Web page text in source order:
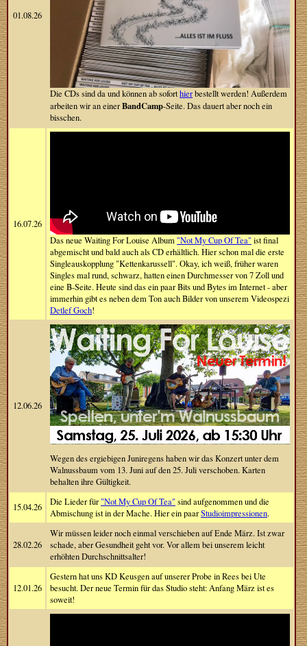
01.08.26
Die CDs sind da und können ab soforthierbestellt werden! Außerdem
arbeiten wir an einerBandCamp-Seite. Das dauert aber noch ein
bisschen.
16.07.26
Das neue Waiting For Louise Album "Not My Cup Of Tea" ist final
abgemischt und bald auch als CD erhältlich. Hier schon mal die erste
Singleauskopplung "Kettenkarussell". Okay, ich weiß, früher waren
Singles mal rund, schwarz, hatten einen Durchmesser von 7 Zoll und
eine B-Seite. Heute sind das ein paar Bits und Bytes im Internet - aber
immerhin gibt es neben dem Ton auch Bilder von unserem Videospezi
Detlef Goch!
12.06.26
Wegen des ergiebigen Juniregens haben wir das Konzert unter dem
Walnussbaum vom 13. Juni auf den 25. Juli verschoben. Karten
behalten ihre Gültigkeit.
15.04.26 Die Lieder für "Not My Cup Of Tea" sind aufgenommen und die
Abmischung ist in der Mache. Hier ein paarStudioimpressionen.
28.02.26
Wir müssen leider noch einmal verschieben auf Ende März. Ist zwar
schade, aber Gesundheit geht vor. Vor allem bei unserem leicht
erhöhten Durchschnittsalter!
12.01.26
Gestern hat uns KD Keusgen auf unserer Probe in Rees bei Ute
besucht. Der neue Termin für das Studio steht: Anfang März ist es
soweit!